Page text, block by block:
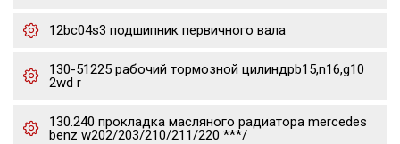
12bc04s3 подшипник первичного вала
130-51225 рабочий тормозной цилиндрb15,n16,g10
2wd r
130.240 прокладка масляного радиатора mercedes
benz w202/203/210/211/220 ***/